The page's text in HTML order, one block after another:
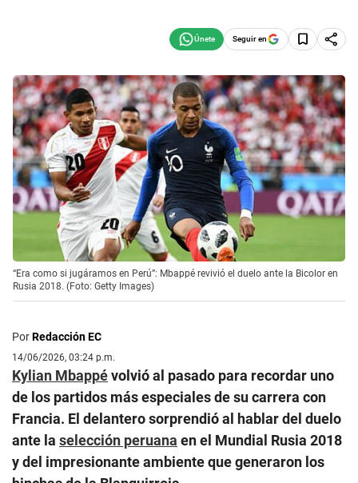
Seguir en
“Era como si jugáramos en Perú”: Mbappé revivió el duelo ante la Bicolor en
Rusia 2018. (Foto: Getty Images)
PorRedacción EC
14/06/2026, 03:24 p.m.
Kylian Mbappévolvió al pasado para recordar uno
de los partidos más especiales de su carrera con
Francia. El delantero sorprendió al hablar del duelo
ante la selección peruana en el Mundial Rusia 2018
y del impresionante ambiente que generaron los